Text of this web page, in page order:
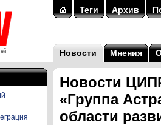
Теги Архив
Новости Мнения
Новости
«Группа
области